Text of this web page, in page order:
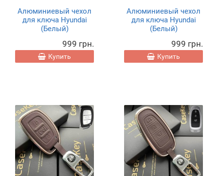
Алюминиевый чехол
для ключа Hyundai
(Белый)
999 грн.
Купить
Алюминиевый чехол
для ключа Hyundai
(Белый)
999 грн.
Купить